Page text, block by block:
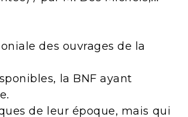
des ouvrages de la
la BNF ayant
de leur époque, mais qui